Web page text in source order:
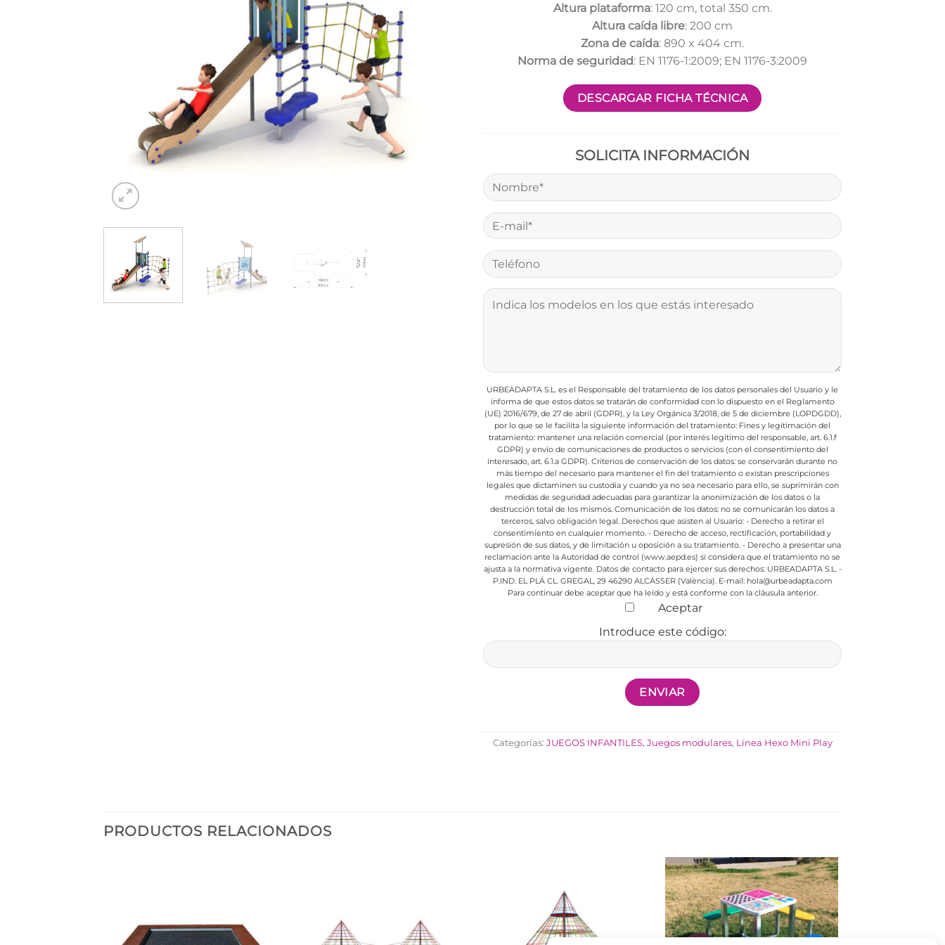
Altura plataforma: 120 cm, total 350 cm.
Altura caída libre: 200 cm
Zona de caída: 890 x 404 cm.
Norma de seguridad: EN 1176-1:2009; EN 1176-3:2009
DESCARGAR FICHA TÉCNICA
SOLICITA INFORMACIÓN
URBEADAPTA S.L. es el Responsable del tratamiento de los datos personales del Usuario y le
informa de que estos datos se tratarán de conformidad con lo dispuesto en el Reglamento
(UE) 2016/679, de 27 de abril (GDPR), y la Ley Orgánica 3/2018, de 5 de diciembre (LOPDGDD),
por lo que se le facilita la siguiente información del tratamiento: Fines y legitimación del
tratamiento: mantener una relación comercial (por interés legítimo del responsable, art. 6.1.f
GDPR) y envío de comunicaciones de productos o servicios (con el consentimiento del
interesado, art. 6.1.a GDPR). Criterios de conservación de los datos: se conservarán durante no
más tiempo del necesario para mantener el fin del tratamiento o existan prescripciones
legales que dictaminen su custodia y cuando ya no sea necesario para ello, se suprimirán con
medidas de seguridad adecuadas para garantizar la anonimización de los datos o la
destrucción total de los mismos. Comunicación de los datos: no se comunicarán los datos a
terceros, salvo obligación legal.Derechos que asisten al Usuario:- Derecho a retirar el
consentimiento en cualquier momento. - Derecho de acceso, rectificación, portabilidad y
supresión de sus datos, y de limitación u oposición a su tratamiento.- Derecho a presentar una
reclamación ante la Autoridad de control (www.aepd.es) si considera que el tratamiento no se
ajusta a la normativa vigente.Datos de contacto para ejercer sus derechos:URBEADAPTA S.L. -
P.IND. EL PLÁ CL. GREGAL, 29 46290 ALCÁSSER (València). E-mail: hola@urbeadapta.com
Para continuar debe aceptar que ha leído y está conforme con la cláusula anterior.
Aceptar
Introduce este código:
Categorías: JUEGOS INFANTILES, Juegos modulares, Línea Hexo Mini Play
PRODUCTOS RELACIONADOS